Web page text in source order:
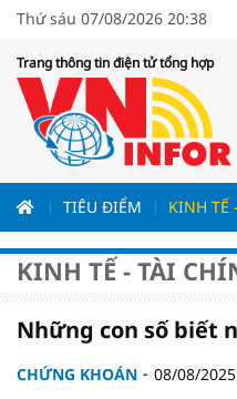
Thứ sáu 07/08/2026 20:38
Trang thông tin điện tử tổng hợp
TIÊU ĐIỂM KINH TẾ
KINH TẾ - TÀI
Những con số biết
CHỨNG KHOÁN 08/08/